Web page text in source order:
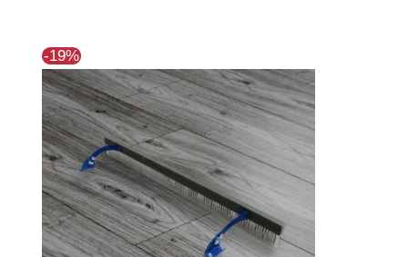
-19%
precio
original
era:
$139.050.
precio
actual
es:
$112.631.